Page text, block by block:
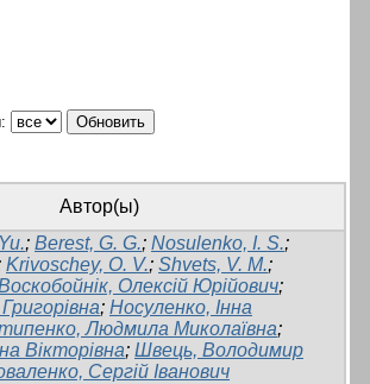
Автор(ы)
; Berest, G. G.; Nosulenko, I. S.;
Krivoschey, O. V.; Shvets, V. M.;
Олексій Юрійович;
; Носуленко, Інна
Людмила Миколаївна;
Вікторівна; Швець, Володимир
Сергій Іванович